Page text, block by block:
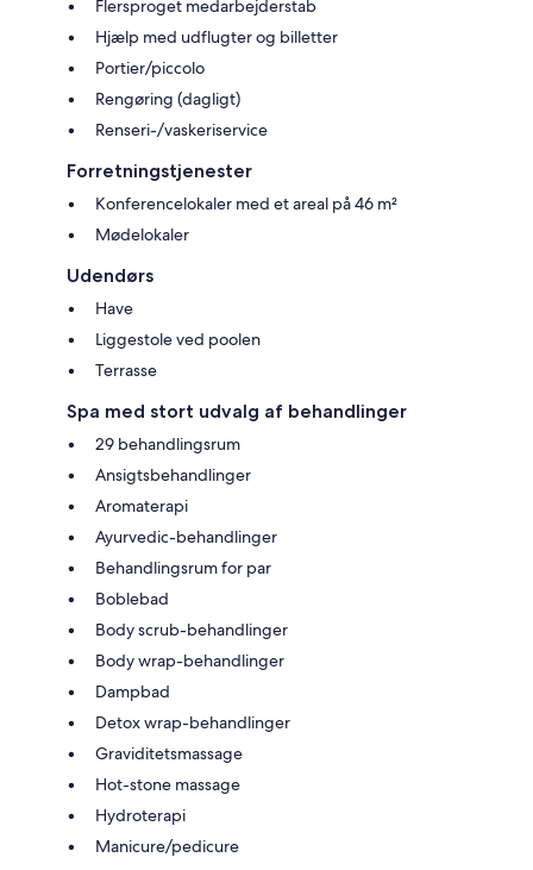
Flersproget medarbejderstab
Hjælp med udflugter og billetter
Portier/piccolo
Rengøring (dagligt)
Renseri-/vaskeriservice
Forretningstjenester
Konferencelokaler med et areal på 46 m²
Mødelokaler
Udendørs
Have
Liggestole ved poolen
Terrasse
Spa med stort udvalg af behandlinger
29 behandlingsrum
Ansigtsbehandlinger
Aromaterapi
Ayurvedic-behandlinger
Behandlingsrum for par
Boblebad
Body scrub-behandlinger
Body wrap-behandlinger
Dampbad
Detox wrap-behandlinger
Graviditetsmassage
Hot-stone massage
Hydroterapi
Manicure/pedicure